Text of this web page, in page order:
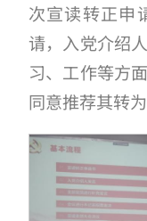
次宣读转正申
请，入党介绍
习、工作等方
同意推荐其转